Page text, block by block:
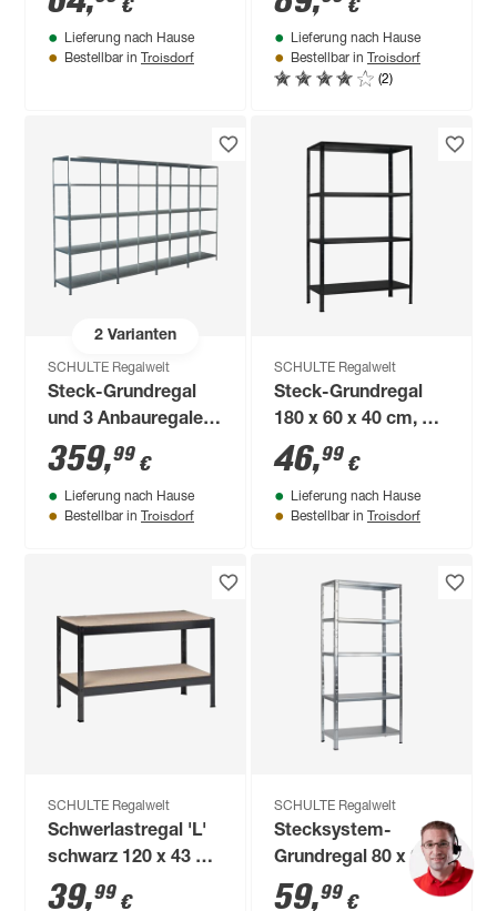
Tragkraft 260 kg
€
Lieferung nach Hause
Bestellbar in Troisdorf
Tragkraft 425 kg
€
Lieferung nach Hause
Bestellbar in Troisdorf
(2)
2Varianten
SCHULTE Regalwelt
Steck-Grundregal
und 3 Anbauregale
200 x 400 x 50 cm,
20 Böden, verzinkt,
Tragkraft 425 kg
359,99 €
Lieferung nach Hause
Bestellbar in Troisdorf
SCHULTE Regalwelt
Steck-Grundregal
180 x 60 x 40 cm, 4
Böden, schwarz,
Tragkraft 260 kg
46,99 €
Lieferung nach Hause
Bestellbar in Troisdorf
SCHULTE Regalwelt
Schwerlastregal 'L'
schwarz 120 x 43 x
40 cm, 2 Böden à
39,99 €
SCHULTE Regalwelt
Stecksystem-
Grundregal 80 x 200
x 35 cm
59,99 €